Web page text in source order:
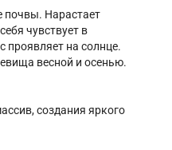
Нарастает
чувствует в
проявляет на солнце.
весной и осенью.
создания яркого